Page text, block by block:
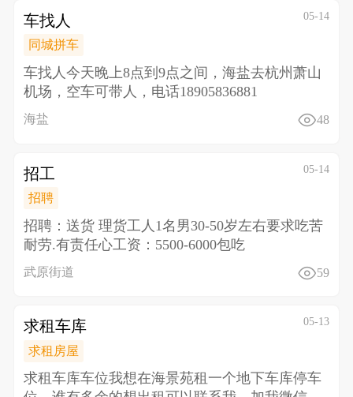
车找人 05-14
同城拼车
车找人 今天晚上8点到9点之间，海盐去杭州萧山
机场，空车可带人，电话18905836881
海盐 48
招工 05-14
招聘
招聘：送货 理货工人1名男30-50岁左右 要求吃苦
耐劳.有责任心 工资：5500-6000包吃
武原街道 59
求租车库 05-13
求租房屋
求租车库车位 我想在海景苑租一个地下车库停车